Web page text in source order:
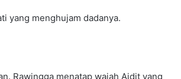
yang menghujam dadanya.
Rawingga menatap wajah Aidit yang